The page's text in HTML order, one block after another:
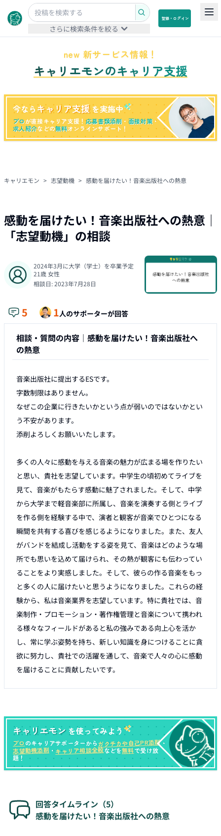
さらに検索条件を絞る
登録・ログイン
new 新サービス情報！
キャリエモンのキャリア支援
今なら キャリア支援 を実施中
プロが直接キャリア支援！応募書類添削 ・ 面接対策・
求人紹介などの無料オンラインサポート！
キャリエモン > 志望動機 > 感動を届けたい！音楽出版社への熱意
感動を届けたい！音楽出版社への熱意 ｜
「志望動機」の相談
2024年3月に大学（学士）を卒業予定
21歳女性
相談日:2023年7月28日
5 1人のサポーターが回答
相談・質問の内容｜ 感動を届けたい！音楽出版社へ
の熱意
音楽出版社に提出するESです。
字数制限はありません。
なぜこの企業に行きたいかという点が弱いのではないかとい
う不安があります。
添削よろしくお願いいたします。
多くの人々に感動を与える音楽の魅力が広まる場を作りたい
と思い、貴社を志望しています。中学生の頃初めてライブを
見て、音楽がもたらす感動に魅了されました。そして、中学
から大学まで軽音楽部に所属し、音楽を演奏する側とライブ
を作る側を経験する中で、演者と観客が音楽でひとつになる
瞬間を共有する喜びを感じるようになりました。また、友人
がバンドを結成し活動をする姿を見て、音楽はどのような場
所でも思いを込めて届けられ、その熱が観客にも伝わってい
ることをより実感しました。そして、彼らの作る音楽をもっ
と多くの人に届けたいと思うようになりました。これらの経
験から、私は音楽業界を志望しています。特に貴社では、音
楽制作・プロモーション・著作権管理と音楽について携われ
る様々なフィールドがあると私の強みである向上心を活か
し、常に学ぶ姿勢を持ち、新しい知識を身につけることに貪
欲に努力し、貴社での活躍を通して、音楽で人々の心に感動
を届けることに貢献したいです。
キャリエモン を使ってみよう
プロ のキャリアサポーターからガクチカや自己PR添削・
志望動機添削 ・キャリア相談全般などを無料で受け放
題！
回答タイムライン（5）
感動を届けたい！音楽出版社への熱意